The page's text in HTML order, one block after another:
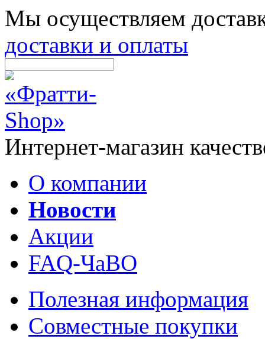
Мы осуществляем
доставки и оплаты
Интернет-магазин
О компании
Новости
Акции
FAQ-ЧаВО
Полезная информация
Совместные покупки